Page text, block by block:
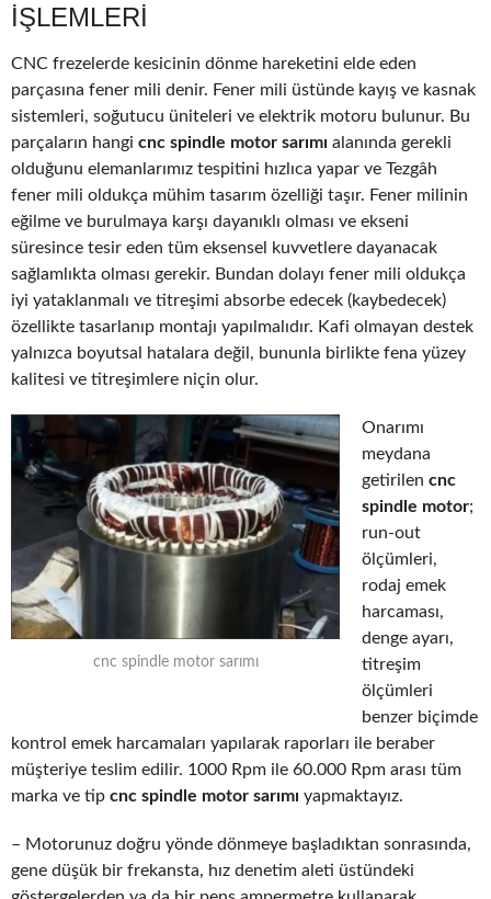
IŞLEMLERI
CNC frezelerde kesicinin dönme hareketini elde eden
parçasına fener mili denir. Fener mili üstünde kayış ve kasnak
sistemleri, soğutucu üniteleri ve elektrik motoru bulunur. Bu
parçaların hangi cnc spindle motor sarımı alanında gerekli
olduğunu elemanlarımız tespitini hızlıca yapar ve Tezgâh
fener mili oldukça mühim tasarım özelliği taşır. Fener milinin
eğilme ve burulmaya karşı dayanıklı olması ve ekseni
süresince tesir eden tüm eksensel kuvvetlere dayanacak
sağlamlıkta olması gerekir. Bundan dolayı fener mili oldukça
iyi yataklanmalı ve titreşimi absorbe edecek (kaybedecek)
özellikte tasarlanıp montajı yapılmalıdır. Kafi olmayan destek
yalnızca boyutsal hatalara değil, bununla birlikte fena yüzey
kalitesi ve titreşimlere niçin olur.
cnc spindle motor sarımı
Onarımı
meydana
getirilen cnc
spindle motor;
run-out
ölçümleri,
rodaj emek
harcaması,
denge ayarı,
titreşim
ölçümleri
benzer biçimde
kontrol emek harcamaları yapılarak raporları ile beraber
müşteriye teslim edilir. 1000 Rpm ile 60.000 Rpm arası tüm
marka ve tip cnc spindle motor sarımı yapmaktayız.
– Motorunuz doğru yönde dönmeye başladıktan sonrasında,
gene düşük bir frekansta, hız denetim aleti üstündeki